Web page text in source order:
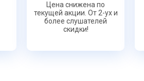
Цена снижена по
текущей акции. От 2-ух и
более слушателей
скидки!